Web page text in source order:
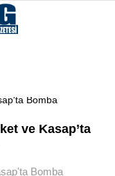
ve Kasap’ta
Bomba